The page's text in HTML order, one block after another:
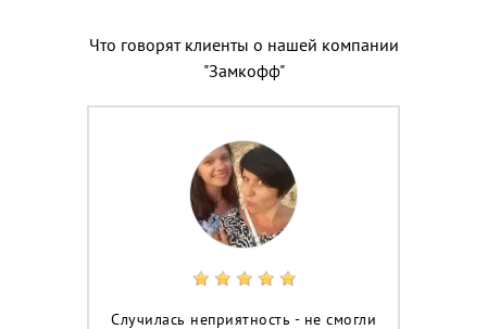
Что говорят клиенты о нашей компании
"Замкофф"
Случилась неприятность - не смогли